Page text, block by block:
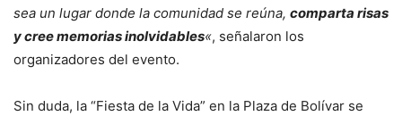
sea un lugar donde la comunidad se reúna, comparta risas
y cree memorias inolvidables«, señalaron los
organizadores del evento.
Sin duda, la “Fiesta de la Vida” en la Plaza de Bolívar se